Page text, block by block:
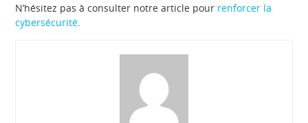
N’hésitez pas à consulter notre article pour renforcer la
cybersécurité.